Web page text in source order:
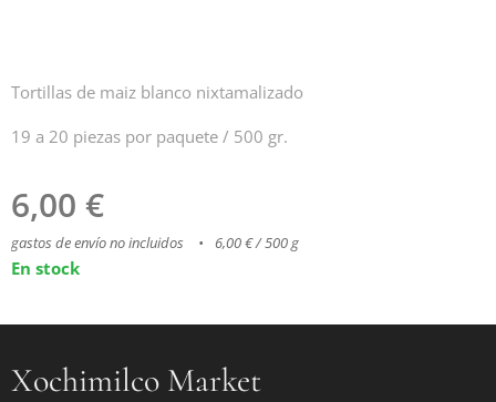
Tortillas de maiz blanco nixtamalizado
19 a 20 piezas por paquete / 500 gr.
6,00 €
gastos de envío no incluidos 6,00 € / 500 g
En stock
Xochimilco Market